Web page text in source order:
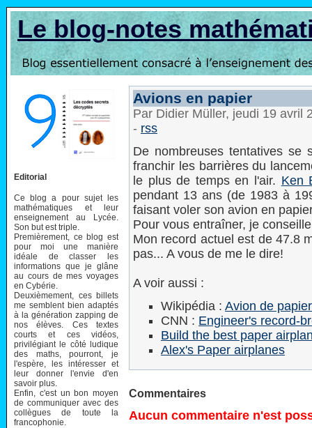
Le blog-notes
Editorial
Ce blog a pour sujet les
mathématiques et leur
enseignement au Lycée.
Son but est triple.
Premièrement, ce blog est
pour moi une manière
idéale de classer les
informations que je glâne
au cours de mes voyages
en Cybérie.
Deuxièmement, ces billets
me semblent bien adaptés
à la génération zapping de
nos élèves. Ces textes
courts et ces vidéos,
privilégiant le côté ludique
des maths, pourront, je
l'espère, les intéresser et
leur donner l'envie d'en
savoir plus.
Enfin, c'est un bon moyen
de communiquer avec des
collègues de toute la
francophonie.
Avions en papier
Par Didier Müller, jeudi 19 avril
- rss
De nombreuses tentatives se
franchir les barrières du
le plus de temps en l'air. Ken
pendant 13 ans (de 1983 à
faisant voler son avion en
Pour vous entraîner, je
Mon record actuel est de 47.8
pas... A vous de me le dire!
A voir aussi :
Wikipédia : Avion de papier
CNN : Engineer's record-
Build the best paper
Alex's Paper airplanes
Commentaires
Aucun commentaire n'est